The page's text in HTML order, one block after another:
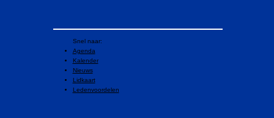
Snel naar:
Agenda
Kalender
Nieuws
Lidkaart
Ledenvoordelen